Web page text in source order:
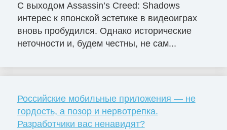
С выходом Assassin’s Creed: Shadows
интерес к японской эстетике в видеоиграх
вновь пробудился. Однако исторические
неточности и, будем честны, не сам...
Российские мобильные приложения — не
гордость, а позор и нервотрепка.
Разработчики вас ненавидят?